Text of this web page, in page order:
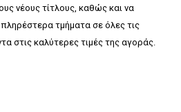
νέους τίτλους, καθώς και να
τμήματα σε όλες τις
στις καλύτερες τιμές της αγοράς.